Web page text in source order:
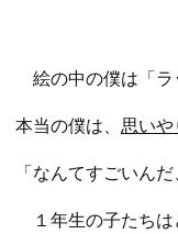
絵の中の僕は「ラ
本当の僕は、 思いや
「なんてすごいん
１年生の子たちは